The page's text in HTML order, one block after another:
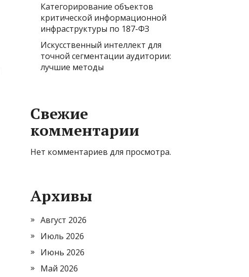
Категорирование объектов
критической информационной
инфраструктуры по 187-ФЗ
Искусственный интеллект для
точной сегментации аудитории:
лучшие методы
Свежие
комментарии
Нет комментариев для просмотра.
Архивы
Август 2026
Июль 2026
Июнь 2026
Май 2026